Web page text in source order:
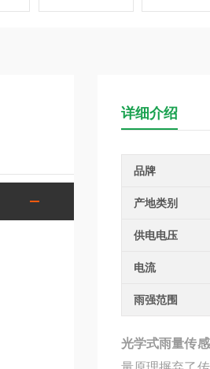
详细介绍
品牌
产地类别
供电电压
电流
雨强范围
光学式雨量传